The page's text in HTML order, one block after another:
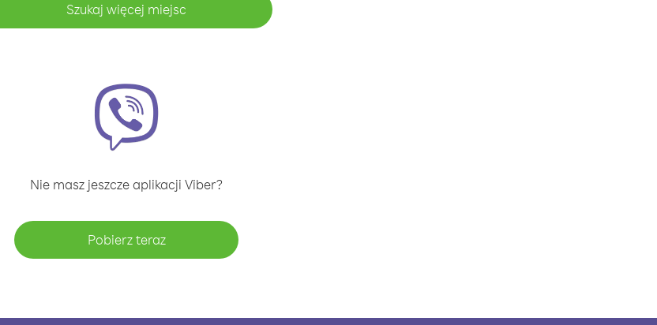
Szukaj więcej miejsc
Nie masz jeszcze aplikacji Viber?
Pobierz teraz